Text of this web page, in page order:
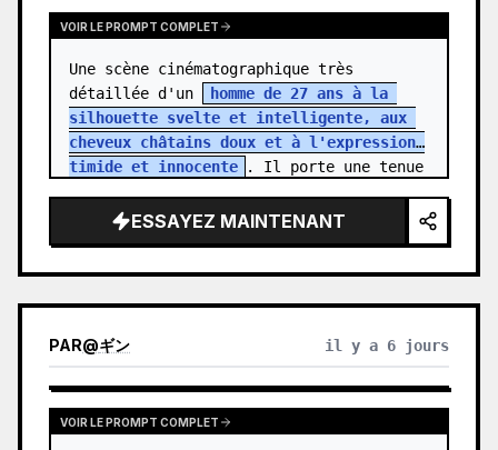
VOIR LE PROMPT COMPLET
Une scène cinématographique très
détaillée d'un
homme de 27 ans à la
silhouette svelte et intelligente, aux
cheveux châtains doux et à l'expression
timide et innocente
. Il porte une tenue
ESSAYEZ MAINTENANT
PAR@ギン il y a 6 jours
VOIR LE PROMPT COMPLET